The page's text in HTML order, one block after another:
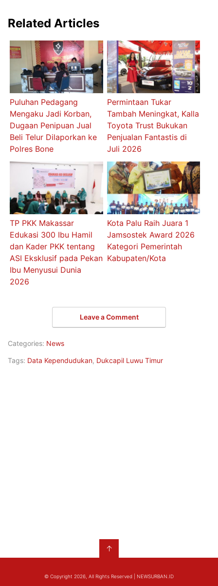
Related Articles
Puluhan Pedagang
Mengaku Jadi Korban,
Dugaan Penipuan Jual
Beli Telur Dilaporkan ke
Polres Bone
Permintaan Tukar
Tambah Meningkat, Kalla
Toyota Trust Bukukan
Penjualan Fantastis di
Juli 2026
TP PKK Makassar
Edukasi 300 Ibu Hamil
dan Kader PKK tentang
ASI Eksklusif pada Pekan
Ibu Menyusui Dunia
2026
Kota Palu Raih Juara 1
Jamsostek Award 2026
Kategori Pemerintah
Kabupaten/Kota
Leave a Comment
Categories: News
Tags: Data Kependudukan, Dukcapil Luwu Timur
↑
© Copyright 2026, All Rights Reserved | NEWSURBAN.ID